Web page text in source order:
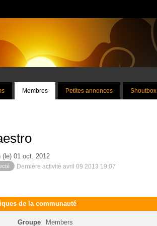
Membres Petites annonces Shoutbox
(le) 01 oct. 2012
Dernière activité avril 09 2013 19:07
de la communauté
Groupe Members